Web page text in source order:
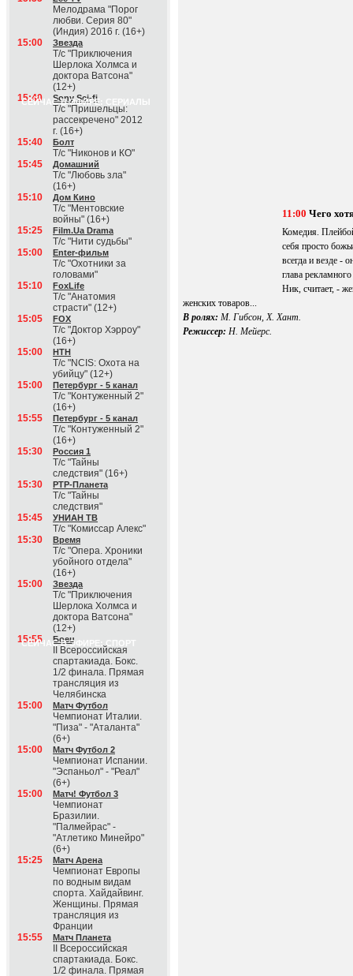
Мелодрама "Порог
любви. Серия 80"
(Индия) 2016 г. (16+)
15:00
Звезда
Т/с "Приключения
Шерлока Холмса и
доктора Ватсона"
(12+)
СЕЙЧАС В ЭФИРЕ: СЕРИАЛЫ
15:40 Sony Sci-fi
Т/с "Пришельцы:
рассекречено" 2012
г. (16+)
15:40
Болт
Т/с "Никонов и КО"
15:45
Домашний
Т/с "Любовь зла"
(16+)
15:10
Дом Кино
Т/с "Ментовские
войны" (16+)
15:25
Film.Ua Drama
Т/с "Нити судьбы"
15:00
Enter-фильм
Т/с "Охотники за
головами"
15:10
FoxLife
Т/с "Анатомия
страсти" (12+)
15:05
FOX
Т/с "Доктор Хэрроу"
(16+)
15:00
НТН
Т/с "NCIS: Охота на
убийцу" (12+)
15:00
Петербург - 5 канал
Т/с "Контуженный 2"
(16+)
15:55
Петербург - 5 канал
Т/с "Контуженный 2"
(16+)
15:30
Россия 1
Т/с "Тайны
следствия" (16+)
15:30
РТР-Планета
Т/с "Тайны
следствия"
15:45
УНИАН ТВ
Т/с "Комиссар Алекс"
15:30
Время
Т/с "Опера. Хроники
убойного отдела"
(16+)
15:00
Звезда
Т/с "Приключения
Шерлока Холмса и
доктора Ватсона"
(12+)
СЕЙЧАС В ЭФИРЕ: СПОРТ
15:55 Боец
II Всероссийская
спартакиада. Бокс.
1/2 финала. Прямая
трансляция из
Челябинска
15:00
Матч Футбол
Чемпионат Италии.
"Пиза" - "Аталанта"
(6+)
15:00
Матч Футбол 2
Чемпионат Испании.
"Эспаньол" - "Реал"
(6+)
15:00
Матч! Футбол 3
Чемпионат
Бразилии.
"Палмейрас" -
"Атлетико Минейро"
(6+)
15:25
Матч Арена
Чемпионат Европы
по водным видам
спорта. Хайдайвинг.
Женщины. Прямая
трансляция из
Франции
15:55
Матч Планета
II Всероссийская
спартакиада. Бокс.
1/2 финала. Прямая
11:00 Чего
Комедия.
себя просто
всегда и везде -
глава
Ник, считает, -
женских товаров...
В ролях: М. Гибсон, Х. Хант.
Режиссер: Н. Мейерс.